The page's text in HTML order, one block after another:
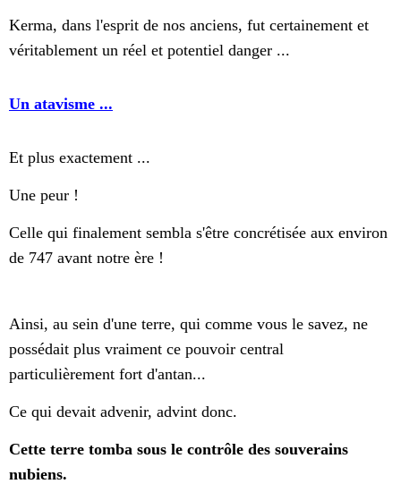
Kerma, dans l'esprit de nos anciens, fut certainement et
véritablement un réel et potentiel danger ...
Un atavisme ...
Et plus exactement ...
Une peur !
Celle qui finalement sembla s'être concrétisée aux environ
de 747 avant notre ère !
Ainsi, au sein d'une terre, qui comme vous le savez, ne
possédait plus vraiment ce pouvoir central
particulièrement fort d'antan...
Ce qui devait advenir, advint donc.
Cette terre tomba sous le contrôle des souverains
nubiens.